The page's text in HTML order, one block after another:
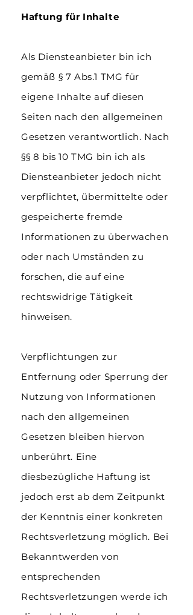
Haftung für Inhalte
Als Diensteanbieter bin ich
gemäß § 7 Abs.1 TMG für
eigene Inhalte auf diesen
Seiten nach den allgemeinen
Gesetzen verantwortlich. Nach
§§ 8 bis 10 TMG bin ich als
Diensteanbieter jedoch nicht
verpflichtet, übermittelte oder
gespeicherte fremde
Informationen zu überwachen
oder nach Umständen zu
forschen, die auf eine
rechtswidrige Tätigkeit
hinweisen.
Verpflichtungen zur
Entfernung oder Sperrung der
Nutzung von Informationen
nach den allgemeinen
Gesetzen bleiben hiervon
unberührt. Eine
diesbezügliche Haftung ist
jedoch erst ab dem Zeitpunkt
der Kenntnis einer konkreten
Rechtsverletzung möglich. Bei
Bekanntwerden von
entsprechenden
Rechtsverletzungen werde ich